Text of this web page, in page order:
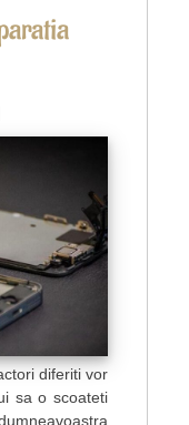
diferiti vor
sa o scoateti